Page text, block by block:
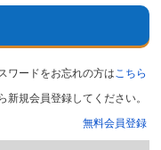
ワードをお忘れの方はこちら
規会員登録してください。
無料会員登録